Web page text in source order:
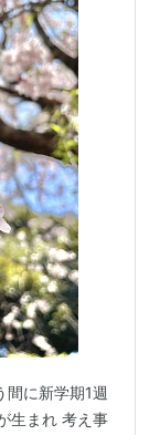
間に新学期1週
生まれ 考え事